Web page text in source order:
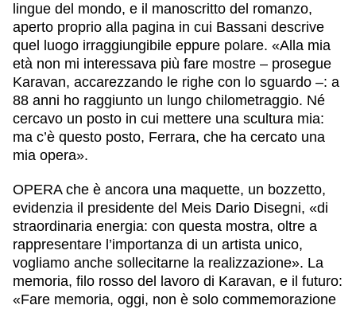
lingue del mondo, e il manoscritto del romanzo,
aperto proprio alla pagina in cui Bassani descrive
quel luogo irraggiungibile eppure polare. «Alla mia
età non mi interessava più fare mostre – prosegue
Karavan, accarezzando le righe con lo sguardo –: a
88 anni ho raggiunto un lungo chilometraggio. Né
cercavo un posto in cui mettere una scultura mia:
ma c’è questo posto, Ferrara, che ha cercato una
mia opera».
OPERA che è ancora una maquette, un bozzetto,
evidenzia il presidente del Meis Dario Disegni, «di
straordinaria energia: con questa mostra, oltre a
rappresentare l’importanza di un artista unico,
vogliamo anche sollecitarne la realizzazione». La
memoria, filo rosso del lavoro di Karavan, e il futuro:
«Fare memoria, oggi, non è solo commemorazione